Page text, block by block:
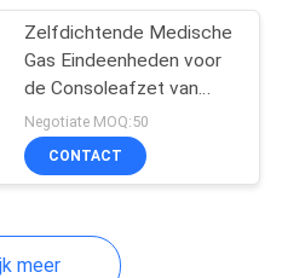
Zelfdichtende Medische
Gas Eindeenheden voor
de Consoleafzet van
Pijpleidingssystemen
Negotiate MOQ:50
CONTACT
meer